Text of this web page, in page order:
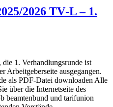
2026 TV‑L – 1.
1. Verhand­lungs­runde ist
Arbeit­ge­ber­seite ausge­gangen.
als PDF-Datei down­loaden Alle
über die Inter­net­seite des
beam­ten­bund und tarif­union